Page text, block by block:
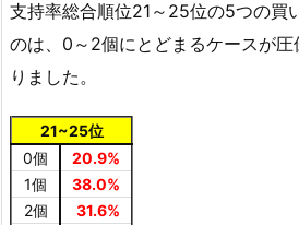
支持率総合順位21～25位の5つの買
のは、0～2個にとどまるケースが
りました。
21~25位
0個
20.9%
1個
38.0%
2個
31.6%